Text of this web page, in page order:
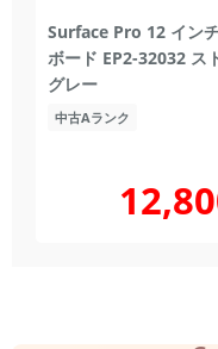
Surface Pro 12 イン
ボード EP2-32032 ス
グレー
中古Aランク